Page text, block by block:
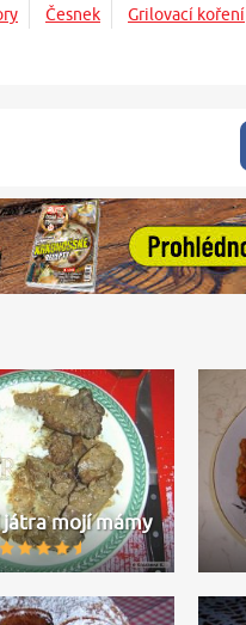
Česnek Grilovací koření
mojí mámy